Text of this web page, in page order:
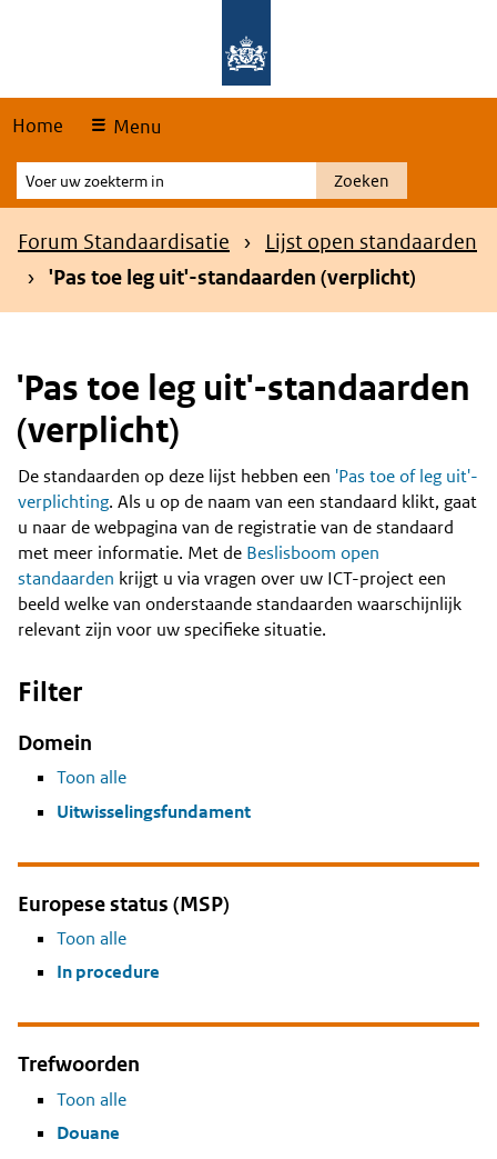
Home Menu
Voer
uw
zoekterm
Zoeken
Kruimelpad
Forum Standaardisatie
Lijst open standaarden
'Pas toe leg uit'-standaarden (verplicht)
'Pas toe leg uit'-standaarden
(verplicht)
Content
De standaarden op deze lijst hebben een 'Pas toe of leg uit'-
verplichting. Als u op de naam van een standaard klikt, gaat
u naar de webpagina van de registratie van de standaard
met meer informatie. Met de Beslisboom open
standaarden krijgt u via vragen over uw ICT-project een
beeld welke van onderstaande standaarden waarschijnlijk
relevant zijn voor uw specifieke situatie.
Filter
Domein
Toon alle
Uitwisselingsfundament
Europese status (MSP)
Toon alle
In procedure
Trefwoorden
Toon alle
Douane